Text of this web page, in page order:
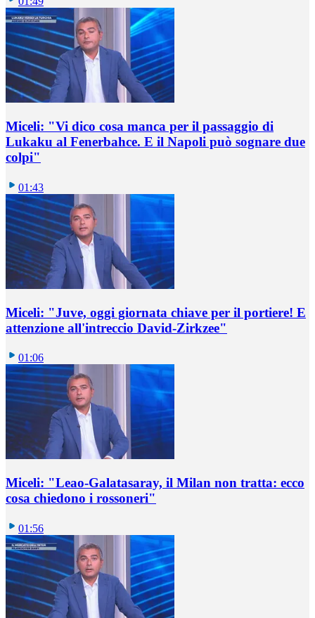
Miceli: "Vi dico cosa manca per il passaggio di
Lukaku al Fenerbahce. E il Napoli può sognare due
colpi"
01:43
Miceli: "Juve, oggi giornata chiave per il portiere! E
attenzione all'intreccio David-Zirkzee"
01:06
Miceli: "Leao-Galatasaray, il Milan non tratta: ecco
cosa chiedono i rossoneri"
01:56